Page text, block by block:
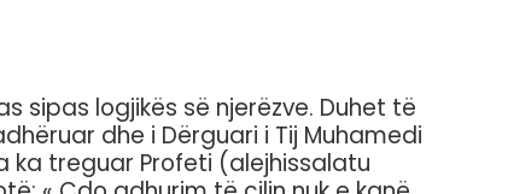
sipas logjikës së njerëzve. Duhet të
dhe i Dërguari i Tij Muhamedi
ka treguar Profeti (alejhissalatu